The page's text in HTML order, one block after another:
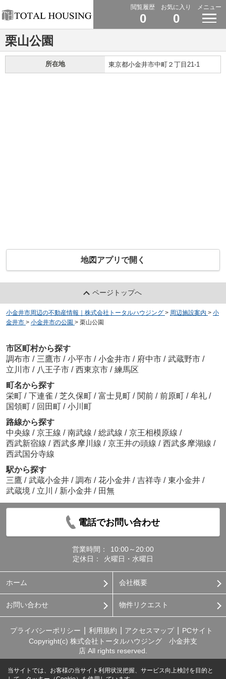
閲覧履歴
0
お気に入り
0
メニュー
栗山公園
所在地 東京都小金井市中町２丁目21-1
地図アプリで開く
ページトップへ
小金井市周辺の不動産情報｜株式会社トータルハウジング > 周辺施設案内 > 小
金井市 > 小金井市の公園 > 栗山公園
市区町村から探す
調布市 / 三鷹市 / 小平市 / 小金井市 / 府中市 / 武蔵野市 /
立川市 / 八王子市 / 西東京市 / 練馬区
町名から探す
栄町 / 下連雀 / 芝久保町 / 富士見町 / 関前 / 前原町 / 牟礼 /
国領町 / 回田町 / 小川町
路線から探す
中央線 / 京王線 / 南武線 / 総武線 / 京王相模原線 /
西武新宿線 / 西武多摩川線 / 京王井の頭線 / 西武多摩湖線 /
西武国分寺線
駅から探す
三鷹 / 武蔵小金井 / 調布 / 花小金井 / 吉祥寺 / 東小金井 /
武蔵境 / 立川 / 新小金井 / 田無
電話でお問い合わせ
営業時間：
10:00～20:00
定休日：
火曜日・水曜日
ホーム 会社概要
お問い合わせ 物件リクエスト
プライバシーポリシー 利用規約 アクセスマップ
PCサイト
Copyright(c) 株式会社トータルハウジング 小金井支
店 All rights reserved.
当サイトでは、お客様の当サイト利用状況把握、サービス向上検討を目的と